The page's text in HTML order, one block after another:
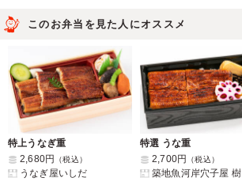
このお弁当を見た人にオススメ
特上うなぎ重
2,680円
（税込）
うなぎ屋いしだ
特選 うな重
2,700円
（税込）
築地魚河岸穴子屋 樹